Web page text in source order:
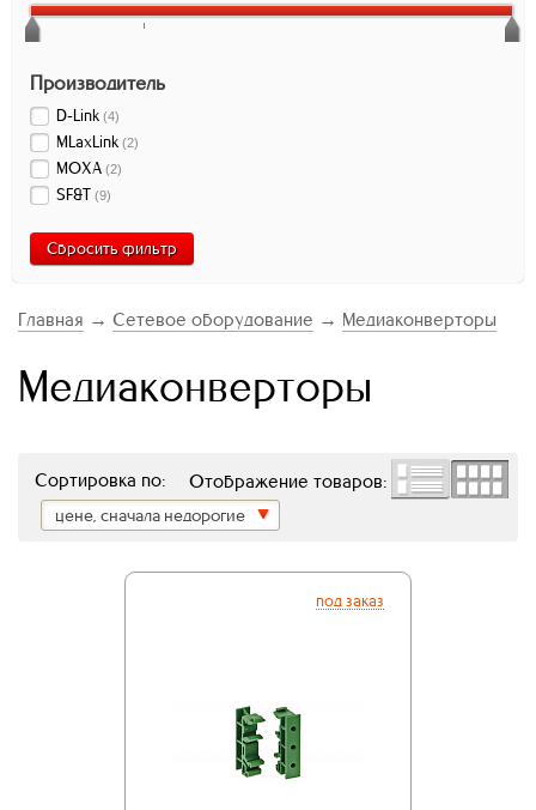
Производитель
D-Link (4)
MLaxLink (2)
MOXA (2)
SF&T (9)
Сбросить фильтр
Главная → Сетевое оборудование → Медиаконверторы
Медиаконверторы
Отображение товаров:
Сортировка по:
цене, сначала недорогие
под заказ